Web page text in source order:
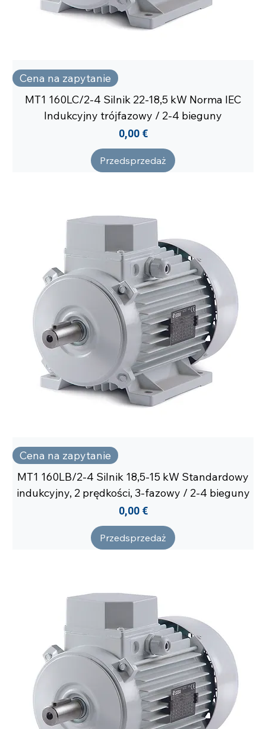
Cena na zapytanie
MT1 160LC/2-4 Silnik 22-18,5 kW Norma IEC
Indukcyjny trójfazowy / 2-4 bieguny
Cena
0,00 €
Przedsprzedaż
Cena na zapytanie
MT1 160LB/2-4 Silnik 18,5-15 kW Standardowy
indukcyjny, 2 prędkości, 3-fazowy / 2-4 bieguny
Cena
0,00 €
Przedsprzedaż